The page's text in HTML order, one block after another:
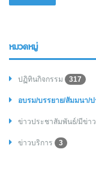
หมวดหมู่
ปฏิทินกิจกรรม 317
อบรม/บรรยาย/สัมมนา/
ข่าวประชาสัมพันธ์/มีข่า
ข่าวบริการ 3